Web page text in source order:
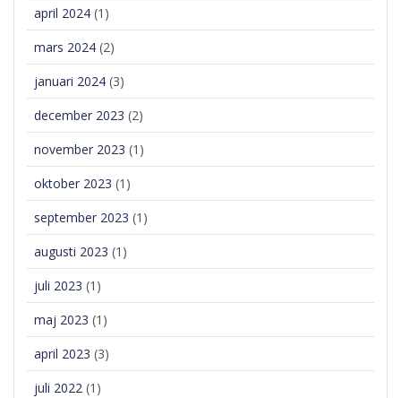
april 2024 (1)
mars 2024 (2)
januari 2024 (3)
december 2023 (2)
november 2023 (1)
oktober 2023 (1)
september 2023 (1)
augusti 2023 (1)
juli 2023 (1)
maj 2023 (1)
april 2023 (3)
juli 2022 (1)